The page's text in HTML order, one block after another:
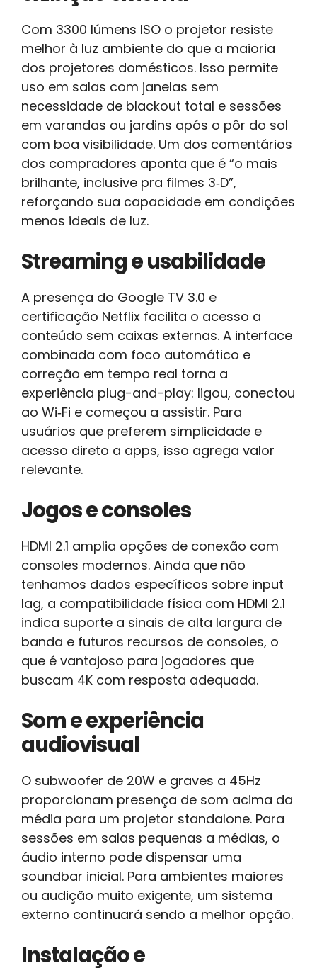
Com 3300 lúmens ISO o projetor resiste
melhor à luz ambiente do que a maioria
dos projetores domésticos. Isso permite
uso em salas com janelas sem
necessidade de blackout total e sessões
em varandas ou jardins após o pôr do sol
com boa visibilidade. Um dos comentários
dos compradores aponta que é “o mais
brilhante, inclusive pra filmes 3‑D”,
reforçando sua capacidade em condições
menos ideais de luz.
Streaming e usabilidade
A presença do Google TV 3.0 e
certificação Netflix facilita o acesso a
conteúdo sem caixas externas. A interface
combinada com foco automático e
correção em tempo real torna a
experiência plug-and-play: ligou, conectou
ao Wi‑Fi e começou a assistir. Para
usuários que preferem simplicidade e
acesso direto a apps, isso agrega valor
relevante.
Jogos e consoles
HDMI 2.1 amplia opções de conexão com
consoles modernos. Ainda que não
tenhamos dados específicos sobre input
lag, a compatibilidade física com HDMI 2.1
indica suporte a sinais de alta largura de
banda e futuros recursos de consoles, o
que é vantajoso para jogadores que
buscam 4K com resposta adequada.
Som e experiência
audiovisual
O subwoofer de 20W e graves a 45Hz
proporcionam presença de som acima da
média para um projetor standalone. Para
sessões em salas pequenas a médias, o
áudio interno pode dispensar uma
soundbar inicial. Para ambientes maiores
ou audição muito exigente, um sistema
externo continuará sendo a melhor opção.
Instalação e